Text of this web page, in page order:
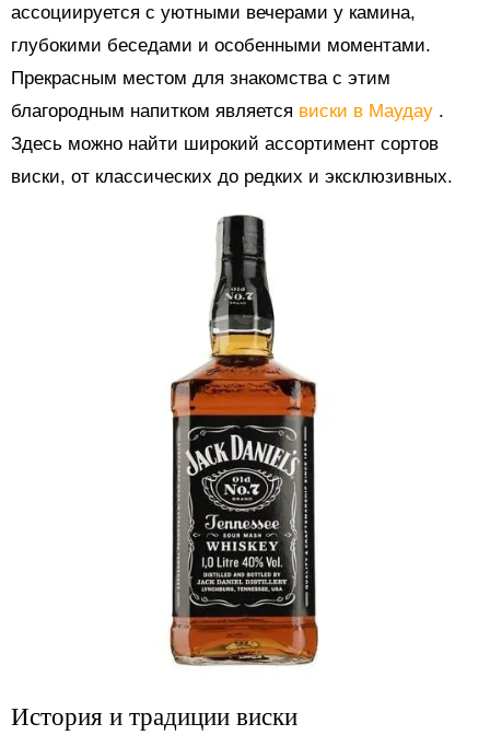
ассоциируется с уютными вечерами у камина,
глубокими беседами и особенными моментами.
Прекрасным местом для знакомства с этим
благородным напитком является виски в Маудау .
Здесь можно найти широкий ассортимент сортов
виски, от классических до редких и эксклюзивных.
История и традиции виски